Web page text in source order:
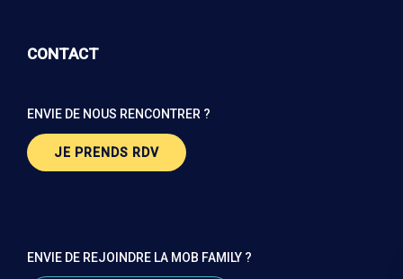
CONTACT
ENVIE DE NOUS RENCONTRER ?
JE PRENDS RDV
ENVIE DE REJOINDRE LA MOB FAMILY ?